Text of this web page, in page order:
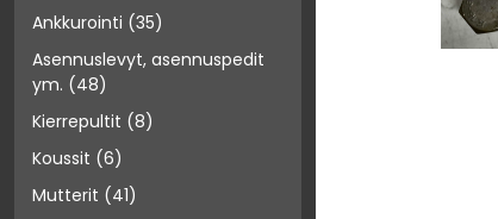
Ankkurointi (35)
Asennuslevyt, asennuspedit
ym. (48)
Kierrepultit (8)
Koussit (6)
Mutterit (41)